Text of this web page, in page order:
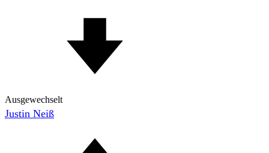
Ausgewechselt
Justin Neiß